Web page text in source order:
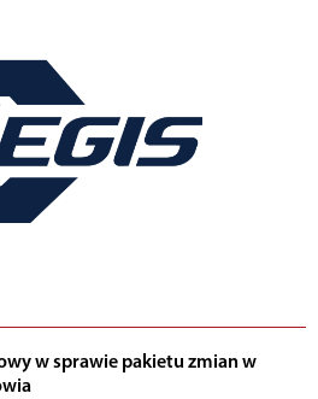
w sprawie pakietu zmian w